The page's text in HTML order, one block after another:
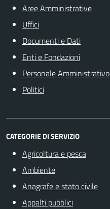
Aree Amministrative
Uffici
Documenti e Dati
Enti e Fondazioni
Personale Amministrativo
Politici
CATEGORIE DI SERVIZIO
Agricoltura e pesca
Ambiente
Anagrafe e stato civile
Appalti pubblici